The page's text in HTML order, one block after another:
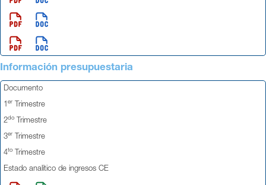
Información presupuestaria
Documento
1 er Trimestre
2do Trimestre
3er Trimestre
4to Trimestre
Estado analítico de ingresos CE